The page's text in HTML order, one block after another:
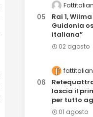
Rai 1,
Guidonia
italiana”
02 agosto
lascia il
per tutto
01 agosto